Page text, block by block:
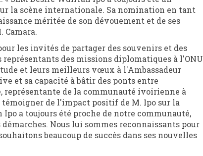
la scène internationale. Sa nomination en tant
méritée de son dévouement et de ses
Camara.
les invités de partager des souvenirs et des
des missions diplomatiques à l'ONU
et leurs meilleurs vœux à l'Ambassadeur
et sa capacité à bâtir des ponts entre
de la communauté ivoirienne à
de l'impact positif de M. Ipo sur la
a toujours été proche de notre communauté,
Nous lui sommes reconnaissants pour
beaucoup de succès dans ses nouvelles